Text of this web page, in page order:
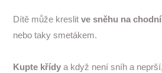
Dítě může kreslit ve sněhu na
nebo taky smetákem.
Kupte křídy a když není sníh a